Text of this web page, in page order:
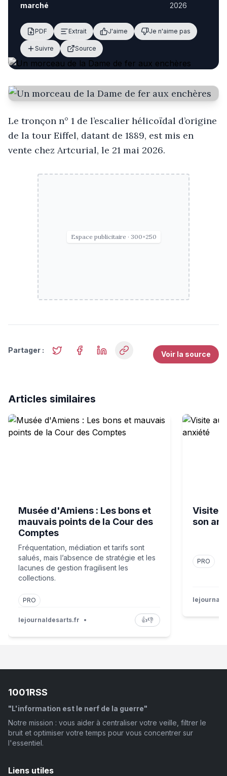
marché
2026
PDF Extrait J'aime Je n'aime pas
Suivre Source
Le tronçon n° 1 de l’escalier hélicoïdal d’origine
de la tour Eiffel, datant de 1889, est mis en
vente chez Artcurial, le 21 mai 2026.
Espace publicitaire · 300×250
Partager : Voir la source
Articles similaires
Musée d'Amiens : Les bons et mauvais points de la
Musée d'Amiens : Les bons et
mauvais points de la Cour des
Comptes
Fréquentation, médiation et tarifs sont
salués, mais l’absence de stratégie et les
lacunes de gestion fragilisent les
collections.
PRO
lejournaldesarts.fr • 👍👎
Visite au
Visite
son
PRO
1001RSS
"L'information est le nerf de la guerre"
Notre mission : vous aider à centraliser votre veille, filtrer le
bruit et optimiser votre temps pour vous concentrer sur
l'essentiel.
Liens utiles